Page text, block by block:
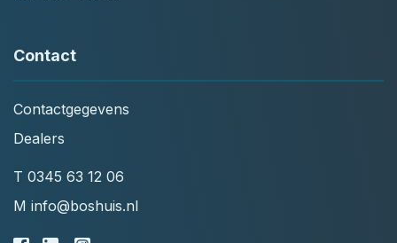
Contact
Contactgegevens
Dealers
T 0345 63 12 06
M info@boshuis.nl